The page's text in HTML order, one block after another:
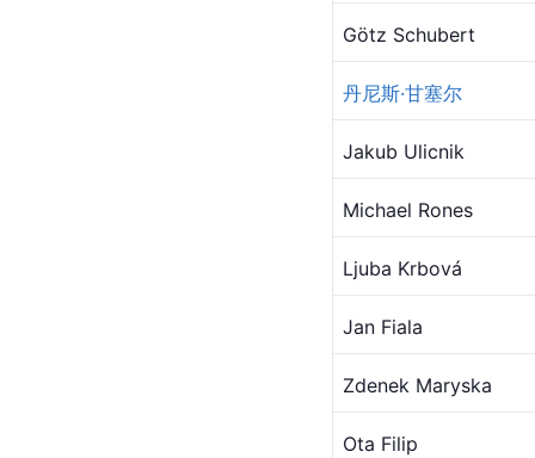
Götz Schubert
丹尼斯·甘塞尔
Jakub Ulicnik
Michael Rones
Ljuba Krbová
Jan Fiala
Zdenek Maryska
Ota Filip